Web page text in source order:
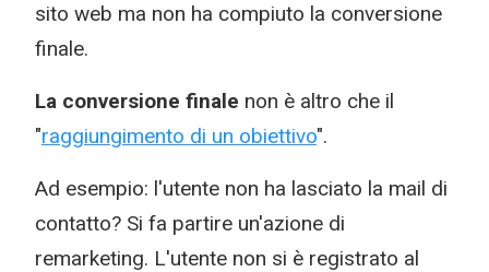
sito web ma non ha compiuto la conversione
finale.
La conversione finale non è altro che il
"raggiungimento di un obiettivo".
Ad esempio: l'utente non ha lasciato la mail di
contatto? Si fa partire un'azione di
remarketing. L'utente non si è registrato al